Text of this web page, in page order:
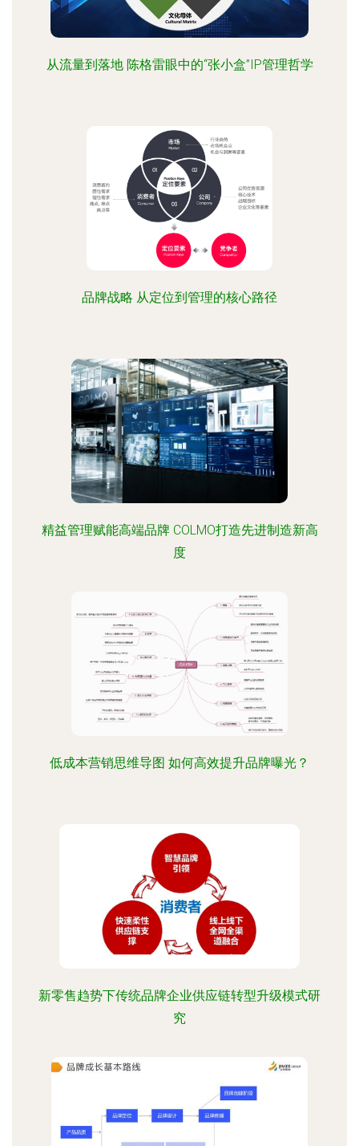
从流量到落地 陈格雷眼中的“张小盒”IP管理哲学
品牌战略 从定位到管理的核心路径
精益管理赋能高端品牌 COLMO打造先进制造新高
度
低成本营销思维导图 如何高效提升品牌曝光？
新零售趋势下传统品牌企业供应链转型升级模式研
究